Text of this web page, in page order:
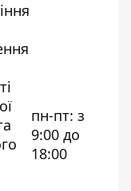
пн-пт: з
9:00 до
18:00